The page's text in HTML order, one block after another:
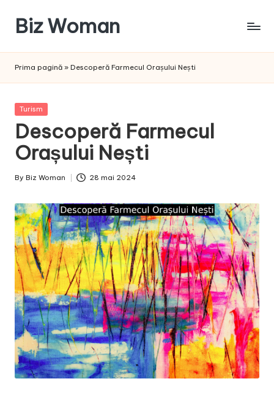
content
Biz Woman
succesul
Prima pagină » Descoperă Farmecul Orașului Nești
Posted
Turism
Descoperă Farmecul
Orașului Nești
Posted
By Biz Woman 28 mai 2024